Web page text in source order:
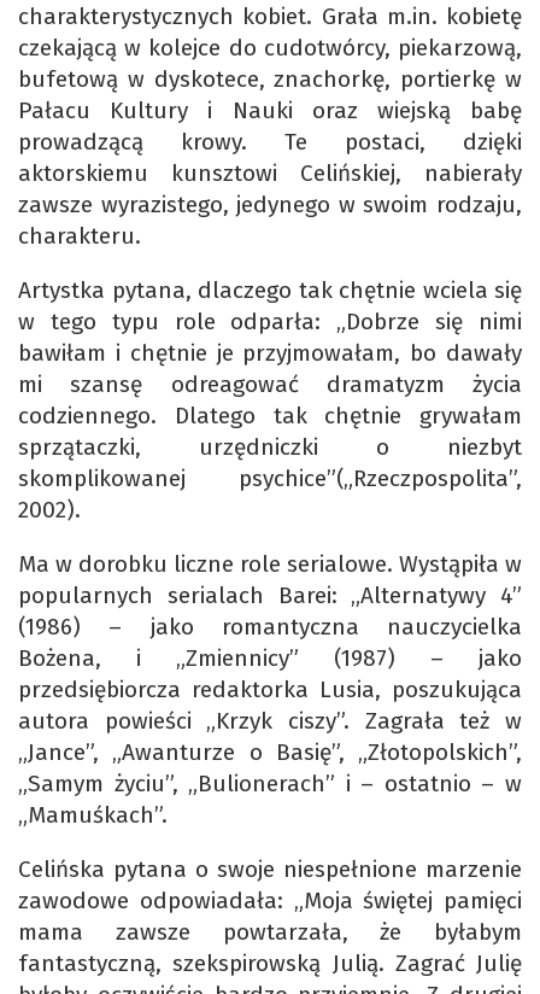
charakterystycznych kobiet. Grała m.in. kobietę
czekającą w kolejce do cudotwórcy, piekarzową,
bufetową w dyskotece, znachorkę, portierkę w
Pałacu Kultury i Nauki oraz wiejską babę
prowadzącą krowy. Te postaci, dzięki
aktorskiemu kunsztowi Celińskiej, nabierały
zawsze wyrazistego, jedynego w swoim rodzaju,
charakteru.
Artystka pytana, dlaczego tak chętnie wciela się
w tego typu role odparła: „Dobrze się nimi
bawiłam i chętnie je przyjmowałam, bo dawały
mi szansę odreagować dramatyzm życia
codziennego. Dlatego tak chętnie grywałam
sprzątaczki, urzędniczki o niezbyt
skomplikowanej psychice”(„Rzeczpospolita”,
2002).
Ma w dorobku liczne role serialowe. Wystąpiła w
popularnych serialach Barei: „Alternatywy 4”
(1986) – jako romantyczna nauczycielka
Bożena, i „Zmiennicy” (1987) – jako
przedsiębiorcza redaktorka Lusia, poszukująca
autora powieści „Krzyk ciszy”. Zagrała też w
„Jance”, „Awanturze o Basię”, „Złotopolskich”,
„Samym życiu”, „Bulionerach” i – ostatnio – w
„Mamuśkach”.
Celińska pytana o swoje niespełnione marzenie
zawodowe odpowiadała: „Moja świętej pamięci
mama zawsze powtarzała, że byłabym
fantastyczną, szekspirowską Julią. Zagrać Julię